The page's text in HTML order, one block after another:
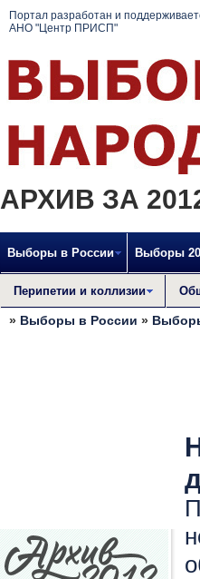
Портал разработан и
АНО "Центр ПРИСП"
АРХИВ ЗА
Выборы в России Выборы
Перипетии и коллизии
» Выборы в России »